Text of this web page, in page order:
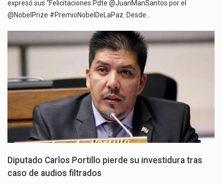
expresó sus “Felicitaciones Pdte @JuanManSantos por el
@NobelPrize #PremioNobelDeLaPaz. Desde…
Diputado Carlos Portillo pierde su investidura tras
caso de audios filtrados